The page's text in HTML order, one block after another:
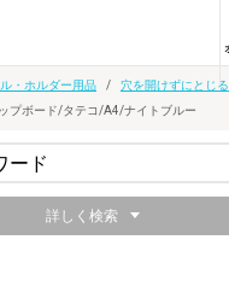
・ホルダー用品 穴を開けずにとじる
プボード/タテコ/A4/ナイトブルー
詳しく検索